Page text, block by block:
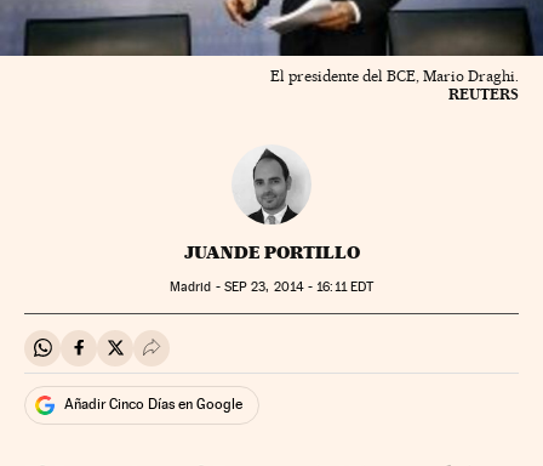
El presidente del BCE, Mario Draghi.
REUTERS
JUANDE PORTILLO
Madrid - SEP 23, 2014 - 16:11EDT
Compartir en Whatsapp
Compartir en Facebook
Compartir en Twitter
Desplegar Redes Sociales
Añadir Cinco Días en Google